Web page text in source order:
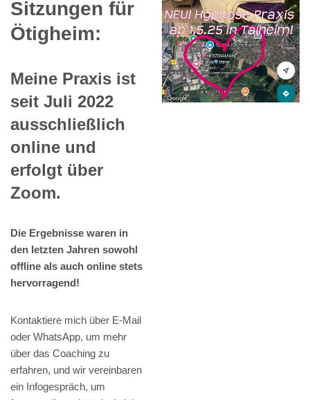
Sitzungen für
Ötigheim:
Meine Praxis ist
seit Juli 2022
ausschließlich
online und
erfolgt über
Zoom.
Die Ergebnisse waren in
den letzten Jahren sowohl
offline als auch online stets
hervorragend!
Kontaktiere mich über E-Mail
oder WhatsApp, um mehr
über das Coaching zu
erfahren, und wir vereinbaren
ein Infogespräch, um